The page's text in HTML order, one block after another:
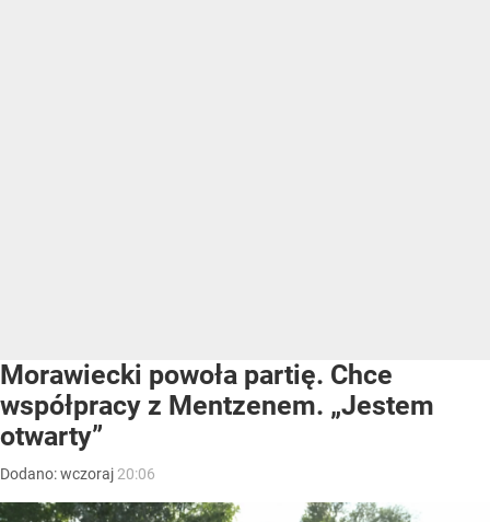
Morawiecki powoła partię. Chce
współpracy z Mentzenem. „Jestem
otwarty”
Dodano:wczoraj 20:06